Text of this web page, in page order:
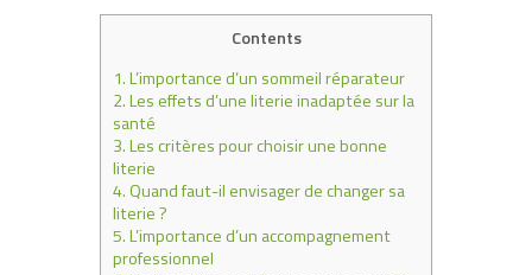
Contents
1.L’importance d’un sommeil réparateur
2.Les effets d’une literie inadaptée sur la
santé
3.Les critères pour choisir une bonne
literie
4.Quand faut-il envisager de changer sa
literie ?
5.L’importance d’un accompagnement
professionnel